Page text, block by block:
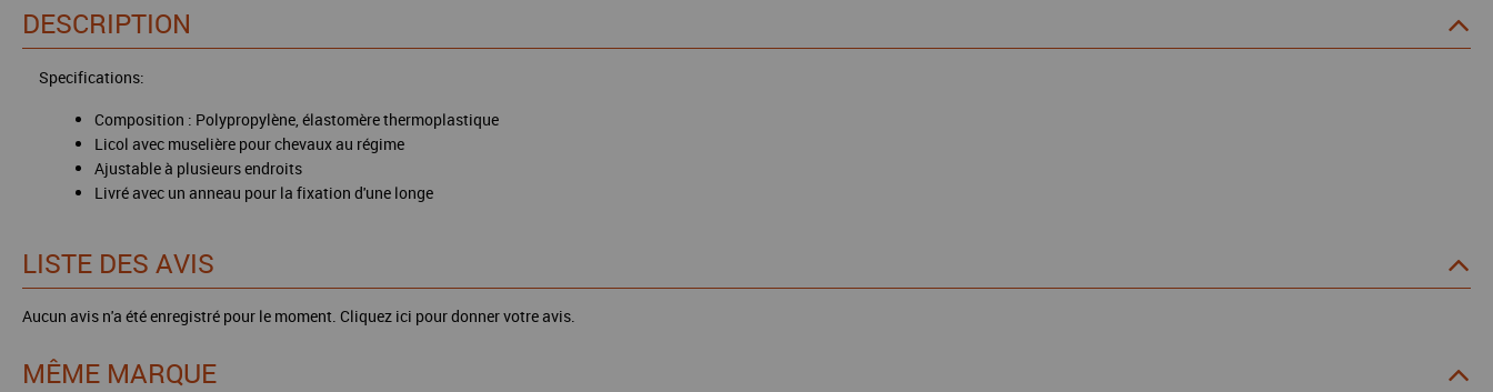
DESCRIPTION
Specifications:
Composition : Polypropylène, élastomère thermoplastique
Licol avec muselière pour chevaux au régime
Ajustable à plusieurs endroits
Livré avec un anneau pour la fixation d'une longe
LISTE DES AVIS
Aucun avis n'a été enregistré pour le moment. Cliquez ici pour donner votre avis.
MÊME MARQUE